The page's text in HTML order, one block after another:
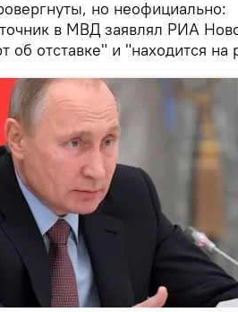
но неофициально:
в МВД заявлял РИА
об отставке" и "находится на